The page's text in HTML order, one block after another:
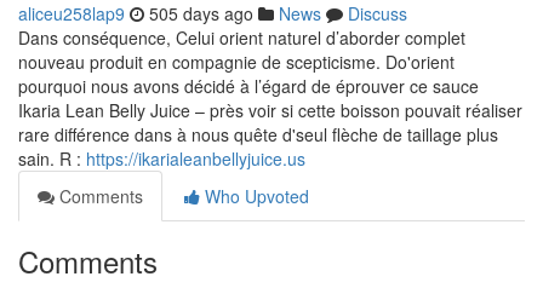
aliceu258lap9 505 days ago News
Discuss
Dans conséquence, Celui orient naturel d’aborder complet
nouveau produit en compagnie de scepticisme. Do'orient
pourquoi nous avons décidé à l’égard de éprouver ce sauce
Ikaria Lean Belly Juice – près voir si cette boisson pouvait réaliser
rare différence dans à nous quête d'seul flèche de taillage plus
sain. R : https://ikarialeanbellyjuice.us
Comments
Who Upvoted
Comments